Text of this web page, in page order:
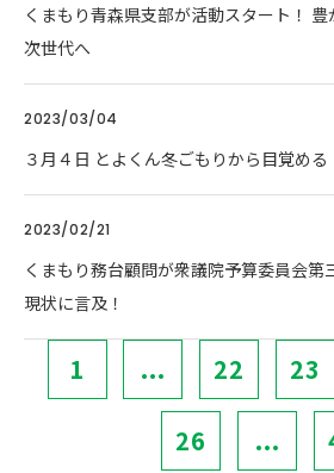
くまもり青森県支部が活動スタート！
次世代へ
2023/03/04
３月４日 とよくん冬ごもりから目覚める
2023/02/21
くまもり務台顧問が衆議院予算委員会第
現状に言及！
1 ... 22 23
26 ...